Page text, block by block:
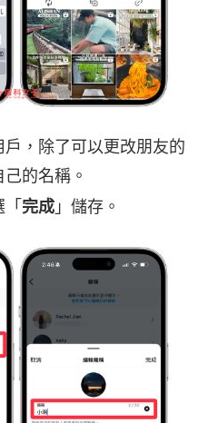
，除了可以更改朋友的
的名稱。
完成 」儲存。